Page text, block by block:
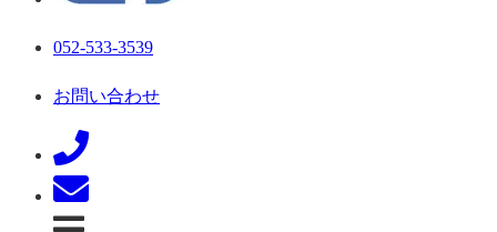
052-533-3539
お問い合わせ